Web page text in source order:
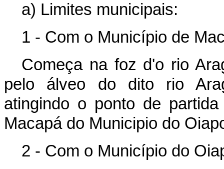
a) Limites municipais:
1 - Com o Município de
Começa na foz d'o rio
pelo álveo do dito rio
atingindo o ponto de
Macapá do Municipio do
2 - Com o Município do